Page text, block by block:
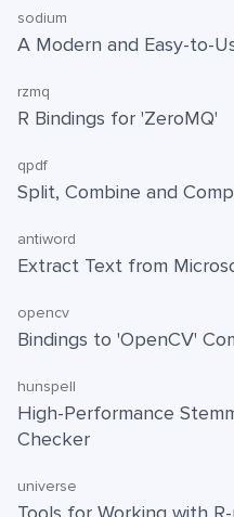
sodium
A Modern and Easy-to-
rzmq
R Bindings for 'ZeroMQ'
qpdf
Split, Combine and
antiword
Extract Text from
opencv
Bindings to 'OpenCV'
hunspell
High-Performance
Checker
universe
Tools for Working with